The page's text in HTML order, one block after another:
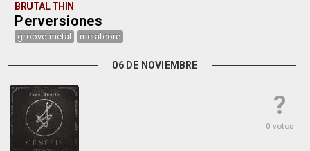
BRUTAL THIN
Perversiones
groove metal metalcore
06 DE NOVIEMBRE
?
0 votos